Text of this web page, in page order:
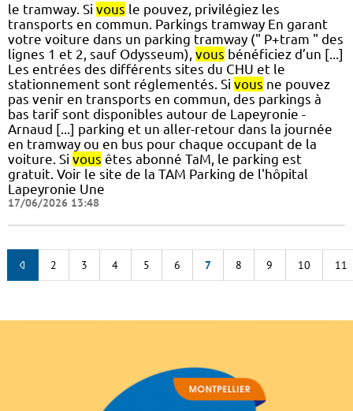
le tramway. Si vous le pouvez, privilégiez les
transports en commun. Parkings tramway En garant
votre voiture dans un parking tramway (" P+tram " des
lignes 1 et 2, sauf Odysseum), vous bénéficiez d’un [...]
Les entrées des différents sites du CHU et le
stationnement sont réglementés. Si vous ne pouvez
pas venir en transports en commun, des parkings à
bas tarif sont disponibles autour de Lapeyronie -
Arnaud [...] parking et un aller-retour dans la journée
en tramway ou en bus pour chaque occupant de la
voiture. Si vous êtes abonné TaM, le parking est
gratuit. Voir le site de la TAM Parking de l'hôpital
Lapeyronie Une
17/06/2026 13:48
2 3 4 5 6 7 8 9 10 11